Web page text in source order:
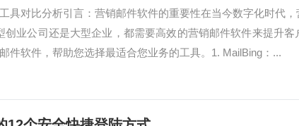
具对比分析引言：营销邮件软件的重要性在当今数字化时代
创业公司还是大型企业，都需要高效的营销邮件软件来提升
件软件，帮助您选择最适合您业务的工具。1. MailBing：...